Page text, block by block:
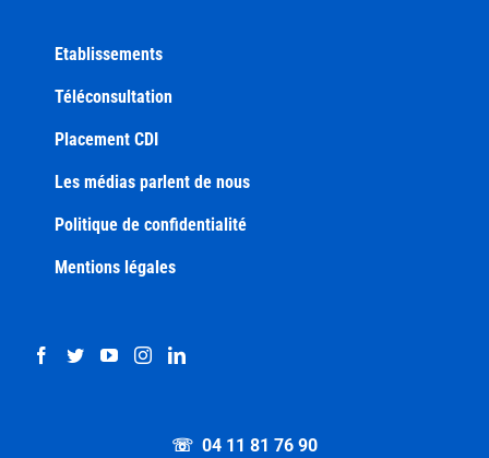
Etablissements
Téléconsultation
Placement CDI
Les médias parlent de nous
Politique de confidentialité
Mentions légales
☏ 04 11 81 76 90